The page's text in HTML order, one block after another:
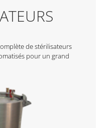
de stérilisateurs
pour un grand